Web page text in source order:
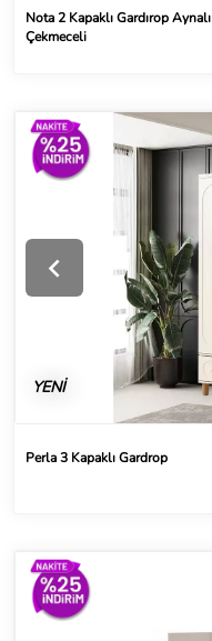
Nota 2 Kapaklı Gardırop Aynalı
Çekmeceli
YENİ
Perla 3 Kapaklı Gardrop